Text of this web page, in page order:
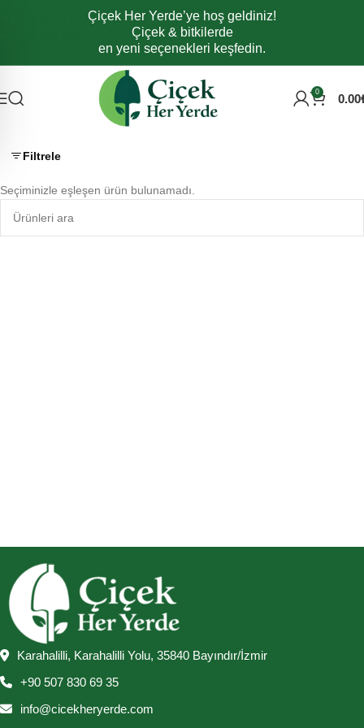
Navigasyona atlaÇiçek Her Yerde’ye hoş geldiniz!
Çiçek & bitkilerde
en yeni seçenekleri keşfedin.
0 0.00
Filtrele
Seçiminizle eşleşen ürün bulunamadı.
Karahalilli, Karahalilli Yolu, 35840 Bayındır/İzmir
+90 507 830 69 35
info@cicekheryerde.com